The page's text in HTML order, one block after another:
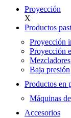
Proyección
X
Productos
Proyección
Proyección
Mezcladores
Baja presión
Productos en
Máquinas
Accesorios